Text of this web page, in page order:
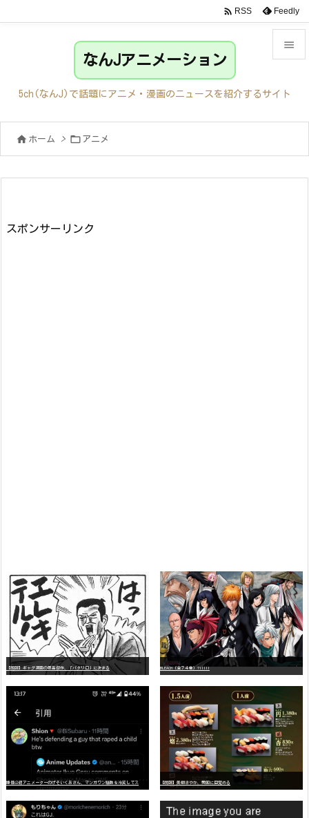

サイド
前へ

 RSS Feedly
なんJアニメーション
5ch(なんJ)で話題にアニメ・漫画のニュースを紹介するサイト
 ホーム >  アニメ
スポンサーリンク
【朗報】ギャグ漫画の最高傑作、「パタリロ」に決まる BLEACH（全７４巻）?!!!!!
【朗報】美樹さやか、愛国に目覚める